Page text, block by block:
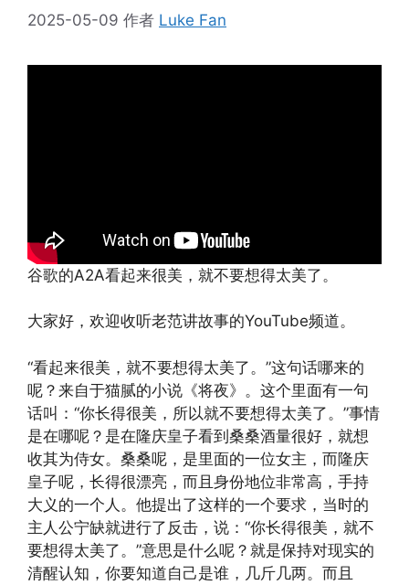
2025-05-09 作者 Luke Fan
谷歌的A2A看起来很美，就不要想得太美了。
大家好，欢迎收听老范讲故事的YouTube频道。
“看起来很美，就不要想得太美了。”这句话哪来的
呢？来自于猫腻的小说《将夜》。这个里面有一句
话叫：“你长得很美，所以就不要想得太美了。”事情
是在哪呢？是在隆庆皇子看到桑桑酒量很好，就想
收其为侍女。桑桑呢，是里面的一位女主，而隆庆
皇子呢，长得很漂亮，而且身份地位非常高，手持
大义的一个人。他提出了这样的一个要求，当时的
主人公宁缺就进行了反击，说：“你长得很美，就不
要想得太美了。”意思是什么呢？就是保持对现实的
清醒认知，你要知道自己是谁，几斤几两。而且